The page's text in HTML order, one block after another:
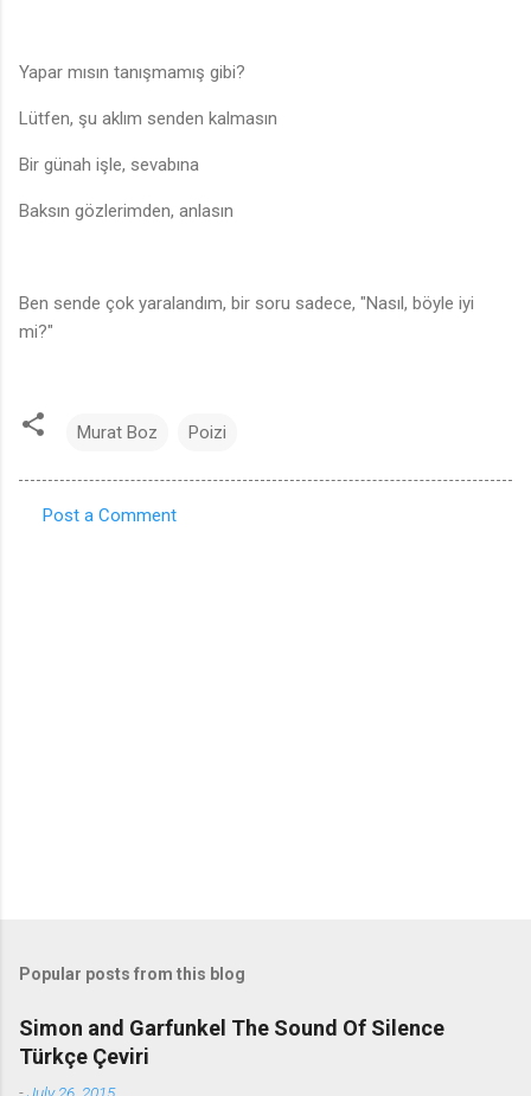
Yapar mısın tanışmamış gibi?
Lütfen, şu aklım senden kalmasın
Bir günah işle, sevabına
Baksın gözlerimden, anlasın
Ben sende çok yaralandım, bir soru sadece, "Nasıl, böyle iyi
mi?"
Murat Boz Poizi
Post a Comment
Popular posts from this blog
Simon and Garfunkel The Sound Of Silence
Türkçe Çeviri